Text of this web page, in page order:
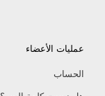
عمليات الأعضاء
الحساب